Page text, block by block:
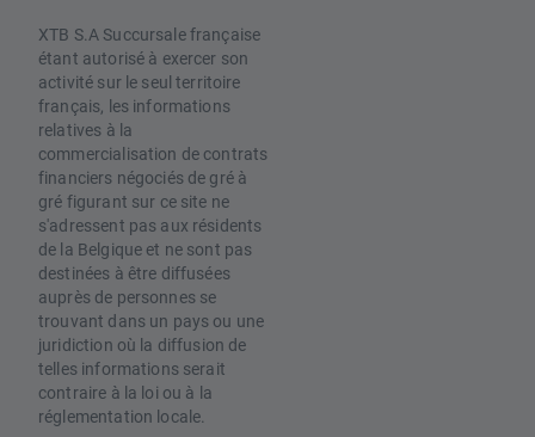
XTB S.A Succursale française
étant autorisé à exercer son
activité sur le seul territoire
français, les informations
relatives à la
commercialisation de contrats
financiers négociés de gré à
gré figurant sur ce site ne
s'adressent pas aux résidents
de la Belgique et ne sont pas
destinées à être diffusées
auprès de personnes se
trouvant dans un pays ou une
juridiction où la diffusion de
telles informations serait
contraire à la loi ou à la
réglementation locale.